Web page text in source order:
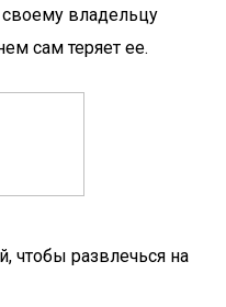
владельцу
сам теряет ее.
чтобы развлечься на